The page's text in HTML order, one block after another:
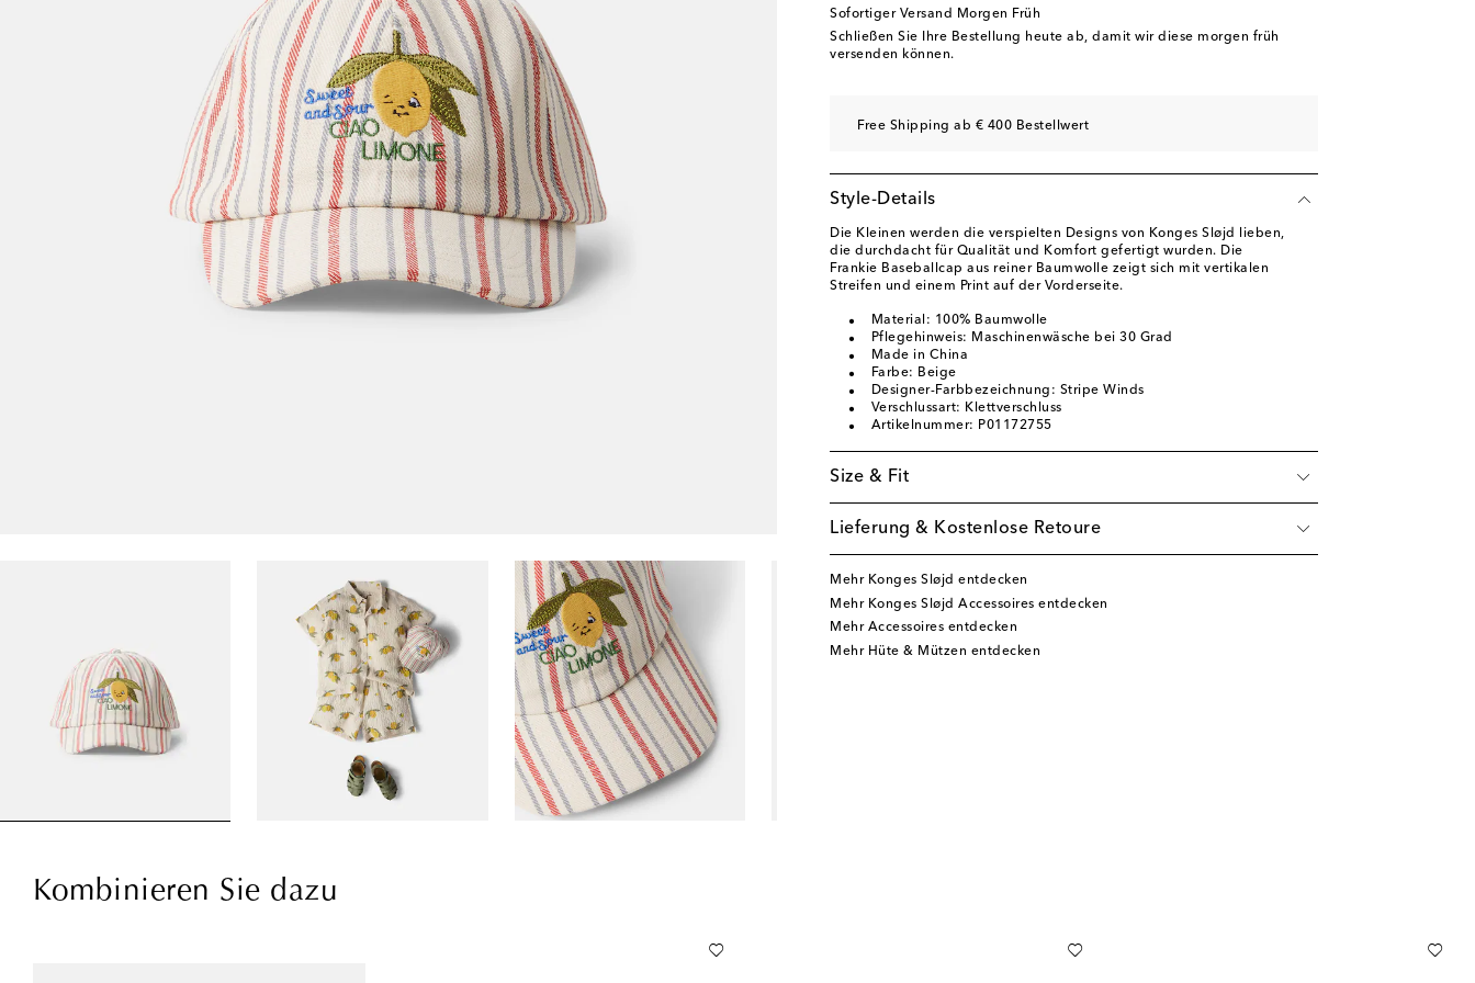
Sofortiger Versand Morgen Früh
Schließen Sie Ihre Bestellung heute ab, damit wir diese morgen früh
versenden können.
Free Shipping ab € 400 Bestellwert
Style-Details
Die Kleinen werden die verspielten Designs von Konges Sløjd lieben,
die durchdacht für Qualität und Komfort gefertigt wurden. Die
Frankie Baseballcap aus reiner Baumwolle zeigt sich mit vertikalen
Streifen und einem Print auf der Vorderseite.
Material: 100% Baumwolle
Pflegehinweis: Maschinenwäsche bei 30 Grad
Made in China
Farbe: Beige
Designer-Farbbezeichnung: Stripe Winds
Verschlussart: Klettverschluss
Artikelnummer: P01172755
Size & Fit
Lieferung & Kostenlose Retoure
Mehr Konges Sløjd entdecken
Mehr Konges Sløjd Accessoires entdecken
Mehr Accessoires entdecken
Mehr Hüte & Mützen entdecken
Kombinieren Sie dazu